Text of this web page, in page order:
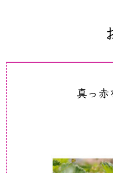
真っ赤